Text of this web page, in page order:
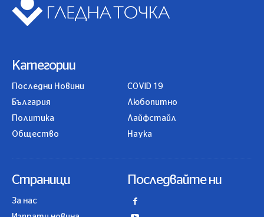
Категории
Последни Новини
България
Политика
Общество
COVID 19
Любопитно
Лайфстайл
Наука
Страници
За нас
Последвайте ни